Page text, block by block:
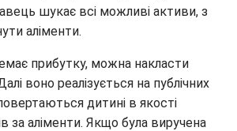
шукає всі можливі активи, з
аліменти.
прибутку, можна накласти
воно реалізується на публічних
дитині в якості
за аліменти. Якщо була виручена